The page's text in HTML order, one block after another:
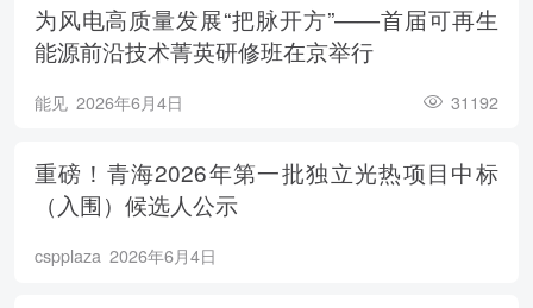
为风电高质量发展“把脉开方”——首届可再生
能源前沿技术菁英研修班在京举行
能见 2026年6月4日 31192
重磅！青海2026年第一批独立光热项目中标
（入围）候选人公示
cspplaza 2026年6月4日